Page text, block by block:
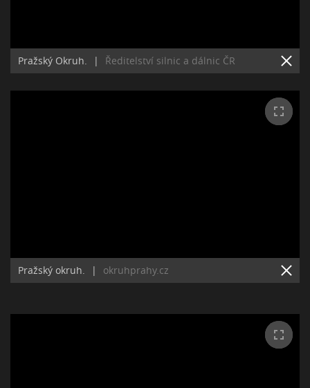
Pražský Okruh. | Ředitelství silnic a dálnic ČR
Pražský okruh. | okruhprahy.cz